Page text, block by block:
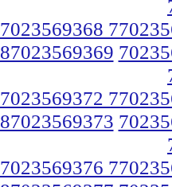
7023569368
87023569369
7023569372
87023569373
7023569376